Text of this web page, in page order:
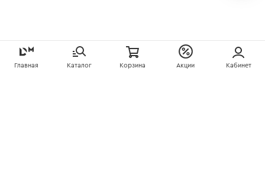
Главная Каталог Корзина Акции Кабинет